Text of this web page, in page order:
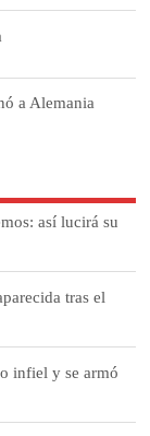
a Alemania
así lucirá su
tras el
infiel y se armó